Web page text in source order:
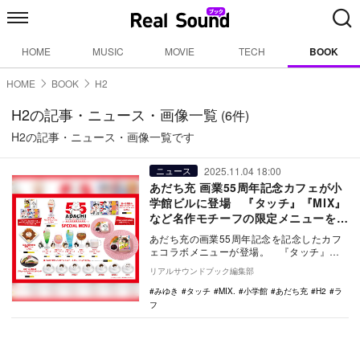
HOME MUSIC MOVIE TECH BOOK
HOME BOOK H2
H2の記事・ニュース・画像一覧 (6件)
H2の記事・ニュース・画像一覧です
ニュース 2025.11.04 18:00
あだち充 画業55周年記念カフェが小
学館ビルに登場 『タッチ』『MIX』
など名作モチーフの限定メニューを提
供
あだち充の画業55周年記念を記念したカフ
ェコラボメニューが登場。 『タッチ』ほ
リアルサウンドブック編集部
みゆき
タッチ MIX. 小学館 あだち充 H2
ラ
フ